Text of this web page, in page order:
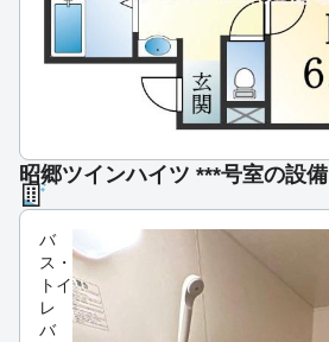
昭郷ツインハイツ ***号室の設備
バ
ス・
トイ
レ
バ